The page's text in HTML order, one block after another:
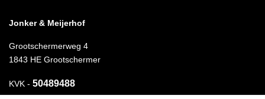
Jonker & Meijerhof
Grootschermerweg 4
1843 HE Grootschermer
KVK - 50489488